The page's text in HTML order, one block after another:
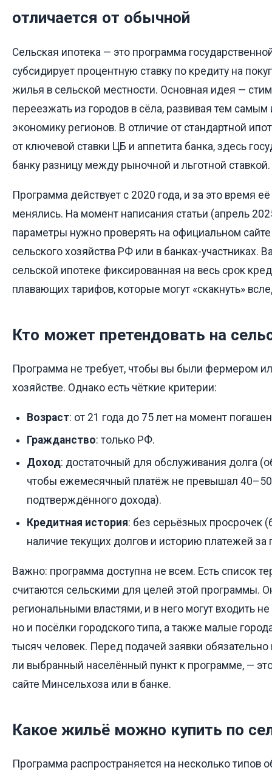
отличается от обычной
Сельская ипотека — это программа
субсидирует процентную ставку по кредиту на
жилья в сельской местности. Основная идея —
переезжать из городов в сёла, развивая тем самым
экономику регионов. В отличие от стандартной
от ключевой ставки ЦБ и аппетита банка, здесь
банку разницу между рыночной и льготной ставкой.
Программа действует с 2020 года, и за это время
менялись. На момент написания статьи (апрель
параметры нужно проверять на официальном
сельского хозяйства РФ или в банках-участниках.
сельской ипотеке фиксированная на весь срок
плавающих тарифов, которые могут «скакнуть»
Кто может претендовать на
Программа не требует, чтобы вы были фермером
хозяйстве. Однако есть чёткие критерии:
Возраст: от 21 года до 75 лет на момент
Гражданство: только РФ.
Доход: достаточный для обслуживания долга
чтобы ежемесячный платёж не превышал
подтверждённого дохода).
Кредитная история: без серьёзных просрочек
наличие текущих долгов и историю платежей за
Важно: программа доступна не всем. Есть список
считаются сельскими для целей этой программы.
региональными властями, и в него могут входить
но и посёлки городского типа, а также малые
тысяч человек. Перед подачей заявки обязательно
ли выбранный населённый пункт к программе, —
сайте Минсельхоза или в банке.
Какое жильё можно купить по
Программа распространяется на несколько типов